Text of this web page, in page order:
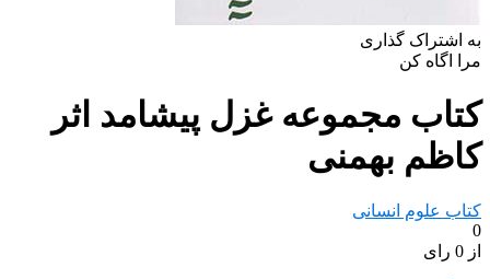
به اشتراک گذاری
مرا اگاه کن
کتاب مجموعه غزل پیشامد اثر
کاظم بهمنی
کتاب علوم انسانی
0
از 0 رای